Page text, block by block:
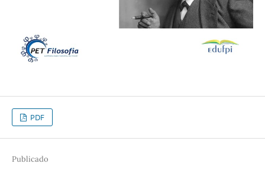
PDF
Publicado